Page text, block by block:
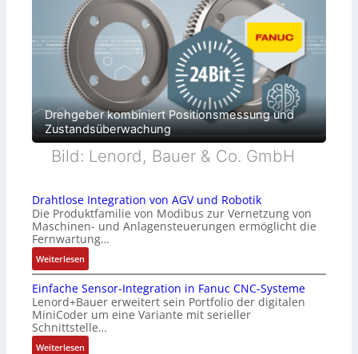
Drehgeber kombiniert Positionsmessung und
Zustandsüberwachung
Bild: Lenord, Bauer & Co. GmbH
Drahtlose Integration von AGV und Robotik
Die Produktfamilie von Modibus zur Vernetzung von
Maschinen- und Anlagensteuerungen ermöglicht die
Fernwartung…
Weiterlesen:
D
r
a
h
t
l
Einfache Sensor-Integration in Fanuc CNC-Systeme
Lenord+Bauer erweitert sein Portfolio der digitalen
MiniCoder um eine Variante mit serieller
Schnittstelle…
Weiterlesen: